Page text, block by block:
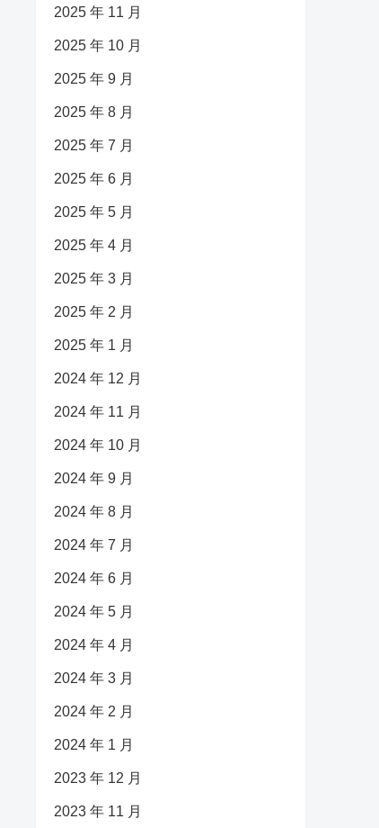
2025 年 11 月
2025 年 10 月
2025 年 9 月
2025 年 8 月
2025 年 7 月
2025 年 6 月
2025 年 5 月
2025 年 4 月
2025 年 3 月
2025 年 2 月
2025 年 1 月
2024 年 12 月
2024 年 11 月
2024 年 10 月
2024 年 9 月
2024 年 8 月
2024 年 7 月
2024 年 6 月
2024 年 5 月
2024 年 4 月
2024 年 3 月
2024 年 2 月
2024 年 1 月
2023 年 12 月
2023 年 11 月